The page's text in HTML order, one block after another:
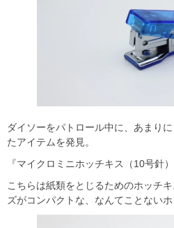
ダイソーをパトロール中に、あまり
たアイテムを発見。
『マイクロミニホッチキス（10号針
こちらは紙類をとじるためのホッチ
ズがコンパクトな、なんてことない